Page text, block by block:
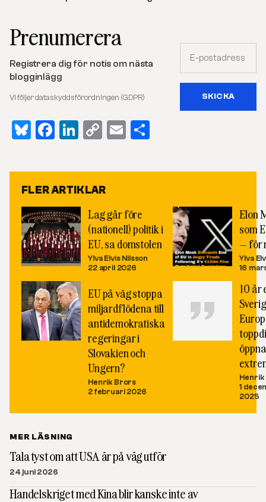
Prenumerera
Registrera dig för notis om nästa
blogginlägg
Vi följer dataskyddsförordningen (GDPR)
Bluesky
Facebook
LinkedIn
CopyEmail
FLER ARTIKLAR
Lag går före
(nationell) politik i
EU, sa domstolen
Ylva Elvis Nilsson
22 april 2026
Elon
som
– för
Ylva
16
EU på väg stoppa
miljardflödena till
antidemokratiska
regeringar i
Slovakien och
Ungern?
Henrik Brors
2 februari 2026
10 år
1
2025
MER LÄSNING
Tala tyst om att USA är på väg utför
24 juni 2026
Handelskriget med Kina blir kanske inte av